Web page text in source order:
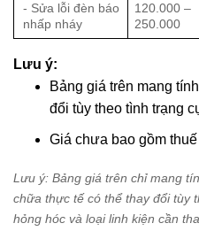
- Sửa lỗi đèn báo
nhấp nháy
120.000 –
250.000
Lưu ý:
Bảng giá trên mang
đổi tùy theo tình trạng
Giá chưa bao gồm thuế
Lưu ý: Bảng giá trên chỉ mang
chữa thực tế có thể thay đổi tùy
hỏng hóc và loại linh kiện cần